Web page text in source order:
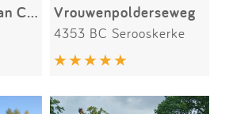
Bolzplatz Laan van Cavelot Vrouwenpolderseweg
4353 BC Serooskerke